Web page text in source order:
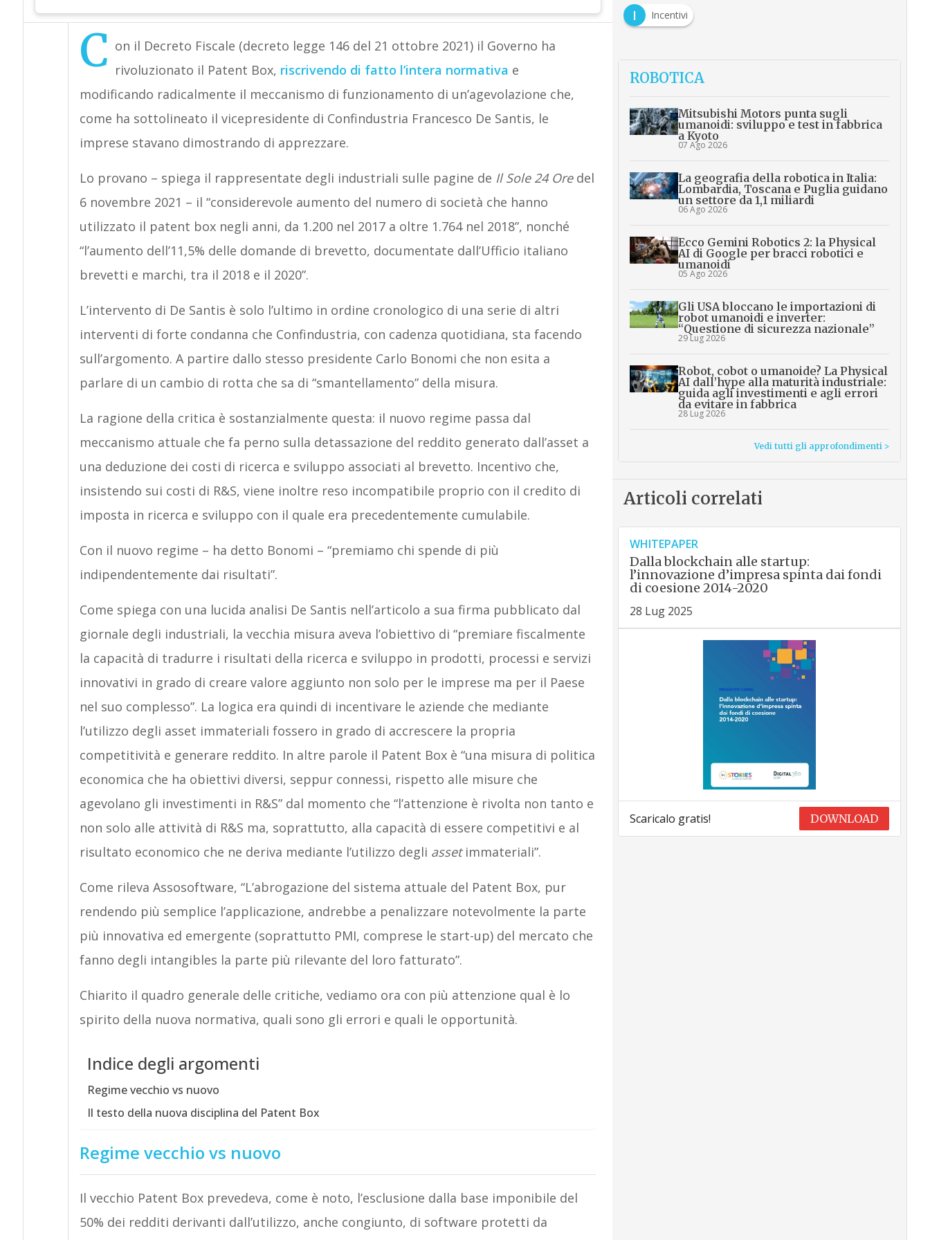
C on il Decreto Fiscale (decreto legge 146 del 21 ottobre 2021) il Governo ha
rivoluzionato il Patent Box, riscrivendo di fatto l’intera normativa e
modificando radicalmente il meccanismo di funzionamento di un’agevolazione che,
come ha sottolineato il vicepresidente di Confindustria Francesco De Santis, le
imprese stavano dimostrando di apprezzare.
Lo provano – spiega il rappresentate degli industriali sulle pagine de Il Sole 24 Oredel
6 novembre 2021 – il “considerevole aumento del numero di società che hanno
utilizzato il patent box negli anni, da 1.200 nel 2017 a oltre 1.764 nel 2018”, nonché
“l’aumento dell’11,5% delle domande di brevetto, documentate dall’Ufficio italiano
brevetti e marchi, tra il 2018 e il 2020”.
L’intervento di De Santis è solo l’ultimo in ordine cronologico di una serie di altri
interventi di forte condanna che Confindustria, con cadenza quotidiana, sta facendo
sull’argomento. A partire dallo stesso presidente Carlo Bonomi che non esita a
parlare di un cambio di rotta che sa di “smantellamento” della misura.
La ragione della critica è sostanzialmente questa: il nuovo regime passa dal
meccanismo attuale che fa perno sulla detassazione del reddito generato dall’asset a
una deduzione dei costi di ricerca e sviluppo associati al brevetto. Incentivo che,
insistendo sui costi di R&S, viene inoltre reso incompatibile proprio con il credito di
imposta in ricerca e sviluppo con il quale era precedentemente cumulabile.
Con il nuovo regime – ha detto Bonomi – “premiamo chi spende di più
indipendentemente dai risultati”.
Come spiega con una lucida analisi De Santis nell’articolo a sua firma pubblicato dal
giornale degli industriali, la vecchia misura aveva l’obiettivo di “premiare fiscalmente
la capacità di tradurre i risultati della ricerca e sviluppo in prodotti, processi e servizi
innovativi in grado di creare valore aggiunto non solo per le imprese ma per il Paese
nel suo complesso”. La logica era quindi di incentivare le aziende che mediante
l’utilizzo degli asset immateriali fossero in grado di accrescere la propria
competitività e generare reddito. In altre parole il Patent Box è “una misura di politica
economica che ha obiettivi diversi, seppur connessi, rispetto alle misure che
agevolano gli investimenti in R&S” dal momento che “l’attenzione è rivolta non tanto e
non solo alle attività di R&S ma, soprattutto, alla capacità di essere competitivi e al
risultato economico che ne deriva mediante l’utilizzo degli assetimmateriali”.
Come rileva Assosoftware, “L’abrogazione del sistema attuale del Patent Box, pur
rendendo più semplice l’applicazione, andrebbe a penalizzare notevolmente la parte
più innovativa ed emergente (soprattutto PMI, comprese le start-up) del mercato che
fanno degli intangibles la parte più rilevante del loro fatturato”.
Chiarito il quadro generale delle critiche, vediamo ora con più attenzione qual è lo
spirito della nuova normativa, quali sono gli errori e quali le opportunità.
Indice degli argomenti
Regime vecchio vs nuovo
Il testo della nuova disciplina del Patent Box
Regime vecchio vs nuovo
Il vecchio Patent Box prevedeva, come è noto, l’esclusione dalla base imponibile del
50% dei redditi derivanti dall’utilizzo, anche congiunto, di software protetti da
I Incentivi
ROBOTICA
Mitsubishi Motors punta sugli
umanoidi: sviluppo e test in fabbrica
a Kyoto
07 Ago 2026
La geografia della robotica in Italia:
Lombardia, Toscana e Puglia guidano
un settore da 1,1 miliardi
06 Ago 2026
Ecco Gemini Robotics 2: la Physical
AI di Google per bracci robotici e
umanoidi
05 Ago 2026
Gli USA bloccano le importazioni di
robot umanoidi e inverter:
“Questione di sicurezza nazionale”
29 Lug 2026
Robot, cobot o umanoide? La Physical
AI dall’hype alla maturità industriale:
guida agli investimenti e agli errori
da evitare in fabbrica
28 Lug 2026
Vedi tutti gli approfondimenti >
Articoli correlati
WHITEPAPER
Dalla blockchain alle startup:
l’innovazione d’impresa spinta dai fondi
di coesione 2014-2020
28 Lug 2025
Scaricalo gratis! DOWNLOAD